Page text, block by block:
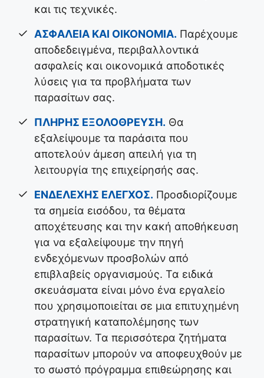
και τις τεχνικές.
ΑΣΦΑΛΕΙΑ ΚΑΙ ΟΙΚΟΝΟΜΙΑ. Παρέχουμε
αποδεδειγμένα, περιβαλλοντικά
ασφαλείς και οικονομικά αποδοτικές
λύσεις για τα προβλήματα των
παρασίτων σας.
ΠΛΗΡΗΣ ΕΞΟΛΟΘΡΕΥΣΗ. Θα
εξαλείψουμε τα παράσιτα που
αποτελούν άμεση απειλή για τη
λειτουργία της επιχείρησής σας.
ΕΝΔΕΛΕΧΗΣ ΕΛΕΓΧΟΣ. Προσδιορίζουμε
τα σημεία εισόδου, τα θέματα
αποχέτευσης και την κακή αποθήκευση
για να εξαλείψουμε την πηγή
ενδεχόμενων προσβολών από
επιβλαβείς οργανισμούς. Τα ειδικά
σκευάσματα είναι μόνο ένα εργαλείο
που χρησιμοποιείται σε μια επιτυχημένη
στρατηγική καταπολέμησης των
παρασίτων. Τα περισσότερα ζητήματα
παρασίτων μπορούν να αποφευχθούν με
το σωστό πρόγραμμα επιθεώρησης και